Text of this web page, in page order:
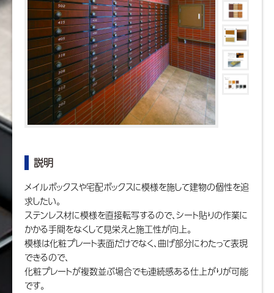
説明
メイルボックスや宅配ボックスに模様を施して建物の個性を追
求したい。
ステンレス材に模様を直接転写するので、シート貼りの作業に
かかる手間をなくして見栄えと施工性が向上。
模様は化粧プレート表面だけでなく、曲げ部分にわたって表現
できるので、
化粧プレートが複数並ぶ場合でも連続感ある仕上がりが可能
です。